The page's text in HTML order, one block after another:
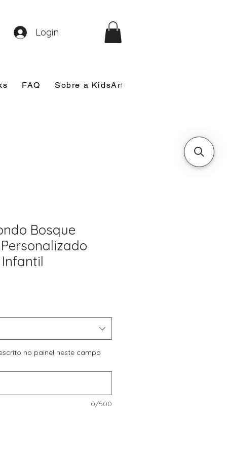
FAQ Sobre a KidsArt
Login
Bosque
no painel neste campo
0/500